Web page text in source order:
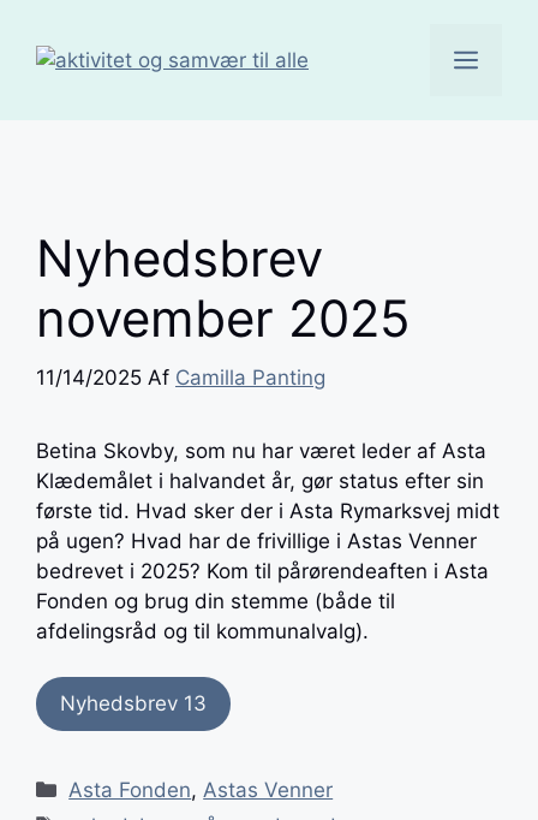
indhold
Nyhedsbrev
november 2025
11/14/2025 Af Camilla Panting
Betina Skovby, som nu har været leder af Asta
Klædemålet i halvandet år, gør status efter sin
første tid. Hvad sker der i Asta Rymarksvej midt
på ugen? Hvad har de frivillige i Astas Venner
bedrevet i 2025? Kom til pårørendeaften i Asta
Fonden og brug din stemme (både til
afdelingsråd og til kommunalvalg).
Nyhedsbrev 13
Kategorier
Asta Fonden,Astas Venner